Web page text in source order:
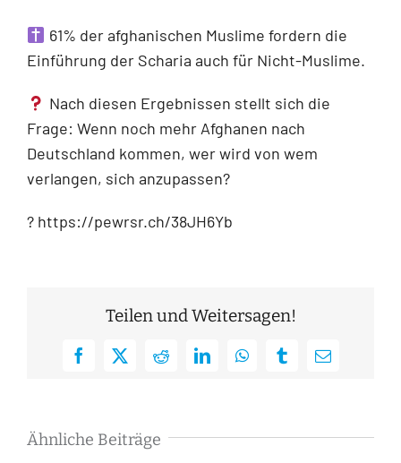
61% der afghanischen Muslime fordern die
Einführung der Scharia auch für Nicht-Muslime.
Nach diesen Ergebnissen stellt sich die
Frage: Wenn noch mehr Afghanen nach
Deutschland kommen, wer wird von wem
verlangen, sich anzupassen?
? https://pewrsr.ch/38JH6Yb
Teilen und Weitersagen!
Facebook
X RedditLinkedInWhatsAppTumblrE-
Ähnliche Beiträge